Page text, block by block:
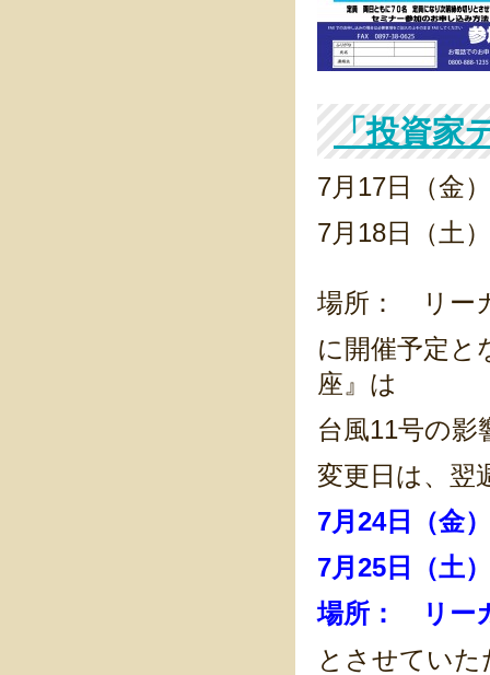
「投資
7月17日（金
7月18日（土
場所： リー
に開催予定
座』は
台風11号の
変更日は、翌
7月24日（金
7月25日（土
場所： リー
とさせてい